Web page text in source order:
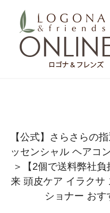
【公式】さらさらの
ッセンシャル ヘアコ
＞【2個で送料弊社
来 頭皮ケア イラクサ
ショナー おす